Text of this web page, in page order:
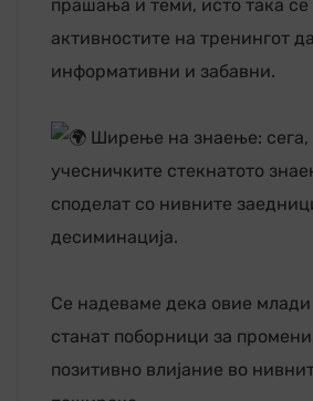
прашања и теми, исто така
активностите на тренингот
информативни и забавни.
Ширење на знаење: сега,
учесничките стекнатото
споделат со нивните
десиминација.
Се надеваме дека овие млади
станат поборници за
позитивно влијание во